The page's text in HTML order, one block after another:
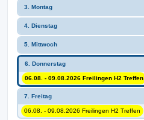
3. Montag
4. Dienstag
5. Mittwoch
6. Donnerstag
06.08. - 09.08.2026 Freilingen H2 Treffen
7. Freitag
06.08. - 09.08.2026 Freilingen H2 Treffen